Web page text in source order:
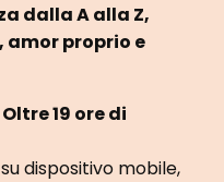
dalla A alla Z,
amor proprio e
19 ore di
dispositivo mobile,